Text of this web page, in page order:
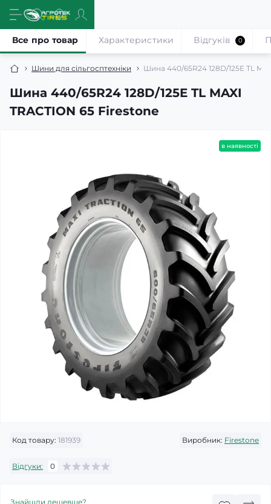
Шини для сільгосптехніки Шина 440/65R24 128D/125E TL
Шина 440/65R24 128D/125E TL MAXI
TRACTION 65 Firestone
Все про товар Характеристики Відгуків 0
в наявності
Код товару: 181939 Виробник: Firestone
Відгуки: 0
Знайшли дешевше?